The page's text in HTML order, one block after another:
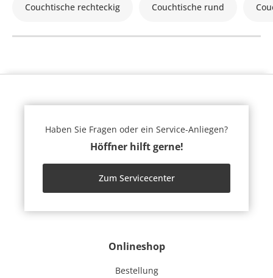
Couchtische rechteckig Couchtische rund
Onlineshop
Bestellung
Haben Sie Fragen oder ein Service-Anliegen?
Höffner hilft gerne!
Zum Servicecenter